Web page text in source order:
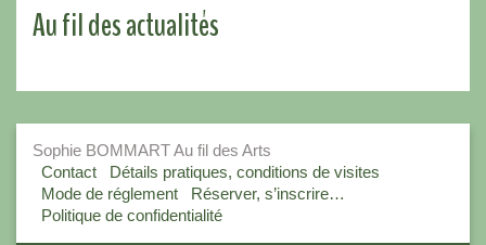
Au fil des actualités
Sophie BOMMART Au fil des Arts
Contact
Détails pratiques, conditions de visites
Mode de réglement
Réserver, s’inscrire…
Politique de confidentialité